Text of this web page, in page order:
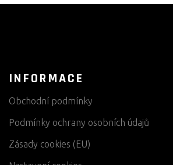
INFORMACE
Obchodní podmínky
Podmínky ochrany osobních údajů
Zásady cookies (EU)